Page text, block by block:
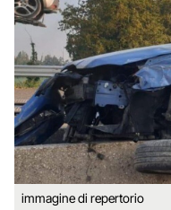
immagine di repertorio